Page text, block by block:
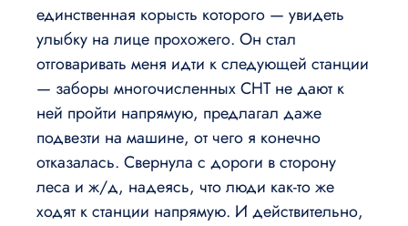
единственная корысть которого — увидеть
улыбку на лице прохожего. Он стал
отговаривать меня идти к следующей станции
— заборы многочисленных СНТ не дают к
ней пройти напрямую, предлагал даже
подвезти на машине, от чего я конечно
отказалась. Свернула с дороги в сторону
леса и ж/д, надеясь, что люди как-то же
ходят к станции напрямую. И действительно,